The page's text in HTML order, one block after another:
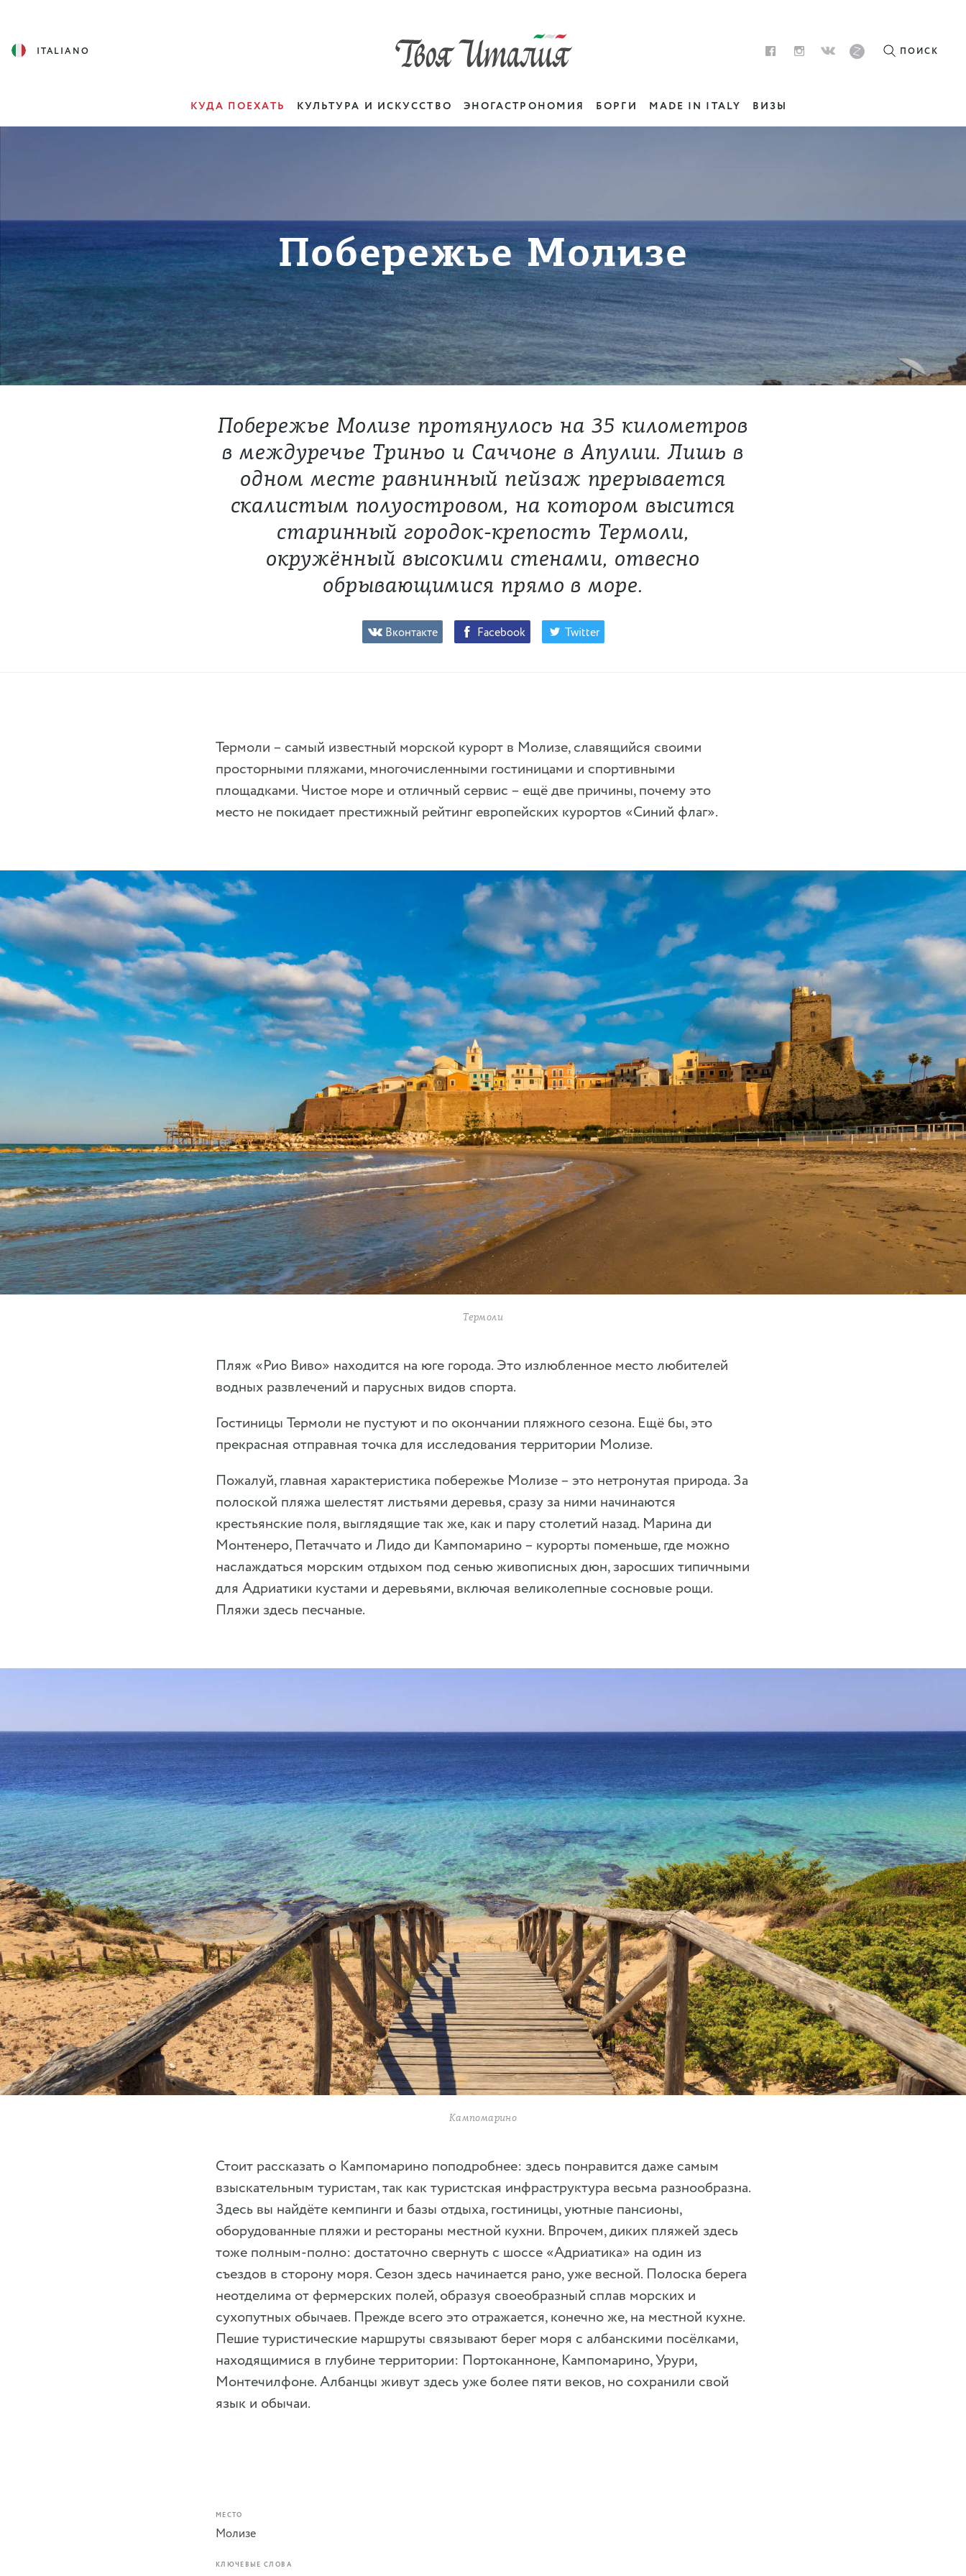
ITALIANO ПОИСК
КУДА ПОЕХАТЬ КУЛЬТУРА И ИСКУССТВО ЭНОГАСТРОНОМИЯ БОРГИ MADE IN ITALY ВИЗЫ
Побережье Молизе
Побережье Молизе протянулось на 35 километров
в междуречье Триньо и Саччоне в Апулии. Лишь в
одном месте равнинный пейзаж прерывается
скалистым полуостровом, на котором высится
старинный городок-крепость Термоли,
окружённый высокими стенами, отвесно
обрывающимися прямо в море.
Вконтакте Facebook Twitter
Термоли – самый известный морской курорт в Молизе, славящийся своими
просторными пляжами, многочисленными гостиницами и спортивными
площадками. Чистое море и отличный сервис – ещё две причины, почему это
место не покидает престижный рейтинг европейских курортов «Синий флаг».
Термоли
Пляж «Рио Виво» находится на юге города. Это излюбленное место любителей
водных развлечений и парусных видов спорта.
Гостиницы Термоли не пустуют и по окончании пляжного сезона. Ещё бы, это
прекрасная отправная точка для исследования территории Молизе.
Пожалуй, главная характеристика побережье Молизе – это нетронутая природа. За
полоской пляжа шелестят листьями деревья, сразу за ними начинаются
крестьянские поля, выглядящие так же, как и пару столетий назад. Марина ди
Монтенеро, Петаччато и Лидо ди Кампомарино – курорты поменьше, где можно
наслаждаться морским отдыхом под сенью живописных дюн, заросших типичными
для Адриатики кустами и деревьями, включая великолепные сосновые рощи.
Пляжи здесь песчаные.
Кампомарино
Стоит рассказать о Кампомарино поподробнее: здесь понравится даже самым
взыскательным туристам, так как туристская инфраструктура весьма разнообразна.
Здесь вы найдёте кемпинги и базы отдыха, гостиницы, уютные пансионы,
оборудованные пляжи и рестораны местной кухни. Впрочем, диких пляжей здесь
тоже полным-полно: достаточно свернуть с шоссе «Адриатика» на один из
съездов в сторону моря. Сезон здесь начинается рано, уже весной. Полоска берега
неотделима от фермерских полей, образуя своеобразный сплав морских и
сухопутных обычаев. Прежде всего это отражается, конечно же, на местной кухне.
Пешие туристические маршруты связывают берег моря с албанскими посёлками,
находящимися в глубине территории: Портоканноне, Кампомарино, Урури,
Монтечилфоне. Албанцы живут здесь уже более пяти веков, но сохранили свой
язык и обычаи.
МЕСТО
Молизе
КЛЮЧЕВЫЕ СЛОВА